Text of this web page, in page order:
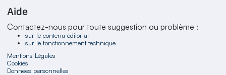
Aide
Contactez-nous pour toute suggestion ou problème :
sur le contenu éditorial
sur le fonctionnement technique
Mentions Légales
Cookies
Données personnelles